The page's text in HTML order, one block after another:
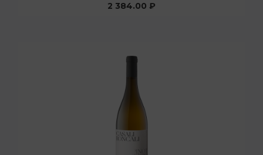
2 384.00 ₽